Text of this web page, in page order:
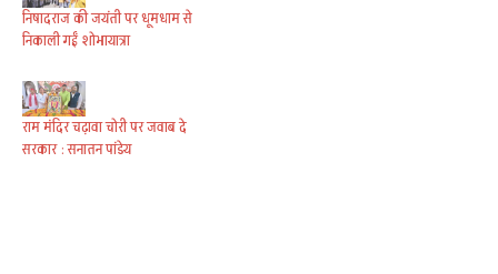
निषादराज की जयंती पर धूमधाम से
निकाली गईं शोभायात्रा
राम मंदिर चढ़ावा चोरी पर जवाब दे
सरकार : सनातन पांडेय